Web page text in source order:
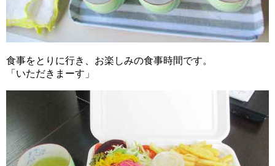
食事をとりに行き、お楽しみの食事時間です。
「いただきまーす」